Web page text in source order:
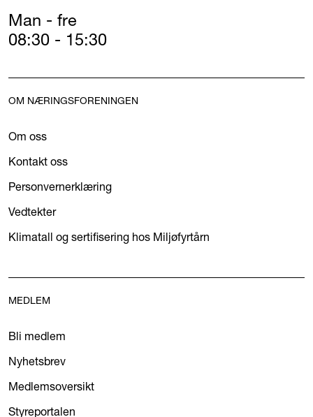
Man - fre
08:30 - 15:30
OM NÆRINGSFORENINGEN
Om oss
Kontakt oss
Personvernerklæring
Vedtekter
Klimatall og sertifisering hos Miljøfyrtårn
MEDLEM
Bli medlem
Nyhetsbrev
Medlemsoversikt
Styreportalen